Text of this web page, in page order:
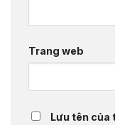
Trang web
Lưu tên